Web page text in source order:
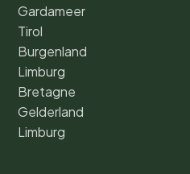
Gardameer
Tirol
Burgenland
Limburg
Bretagne
Gelderland
Limburg